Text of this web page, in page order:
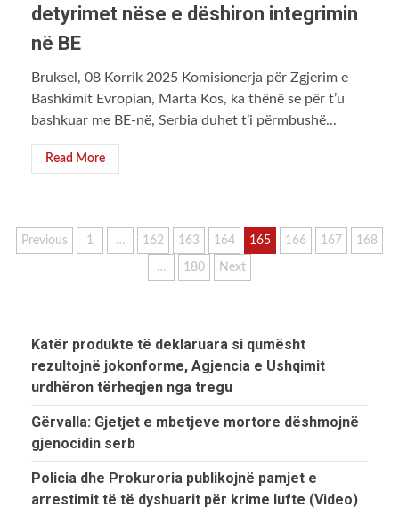
detyrimet nëse e dëshiron integrimin
në BE
Bruksel, 08 Korrik 2025 Komisionerja për Zgjerim e
Bashkimit Evropian, Marta Kos, ka thënë se për t’u
bashkuar me BE-në, Serbia duhet t’i përmbushë...
Read More
Faqosje
Previous 1 … 162 163 164 165 166 167 168
… 180 Next
Katër produkte të deklaruara si qumësht
rezultojnë jokonforme, Agjencia e Ushqimit
urdhëron tërheqjen nga tregu
Gërvalla: Gjetjet e mbetjeve mortore dëshmojnë
gjenocidin serb
Policia dhe Prokuroria publikojnë pamjet e
arrestimit të të dyshuarit për krime lufte (Video)